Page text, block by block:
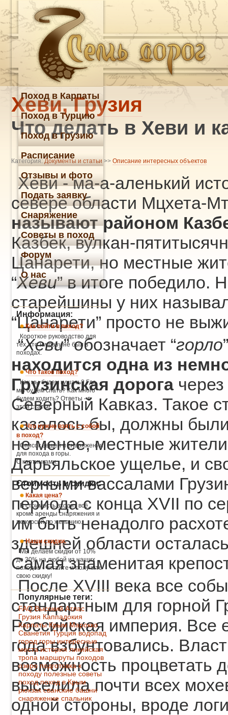
Хеви, Грузия
Что делать в Хеви и
Категория: Документы и статьи >> Описание интересных объектов
Хеви - ма-а-аленький
севере области Мцхета-
называют районом
Казбек, вулкан-
Цанарети, но местные
“Хеви” в итоге победило.
старейшины у них
“Цанарети” просто не
“Хеви” обозначает “горло
находится одна из
Грузинская дорогачерез
Северный Кавказ. Такое
казалось бы, должны
не менее, местные
Дарьяльское ущелье, и
верными вассалами
периода с конца XVII по
им быть ненадолго
здешней области
Самая знаменитая
После XVIII века все
стандартным для горной
Российская империя. Все
года взбунтовались.
возможность процветать
выселила почти всех
одной стороны, вроде
Поход в Карпаты
Поход в Турцию
Поход в Грузию
Расписание
Отзывы и фото
Подать заявку
Снаряжение
Советы в поход
Форум
О нас
Информация:
Как пойти в поход?
Короткое руководство для
тех, кто ни разу не был в
походах.
Что такое поход?
Как мы будем кушать? Где
мы будем спать? Как много
будем ходить? Ответы - в
этой статье.
Что нужно взять с собой
в поход?
Список вещей и снаряжения
для похода в горы.
С картинками.
Стоимость и скидки:
Какая цена?
В стоимость входит всё,
кроме аренды снаряжения и
экскурсий по желанию.
Наши скидки.
Мы делаем скидки от 10%
до 30% на любой из наших
походов - читайте и получите
свою скидку!
Популярные теги:
FAQ Высокий Атлас
Грузия Каппадокия
Карпаты Крым Марокко
Сванетия Турция водопад
город горы интересные
места история ликийская
тропа маршруты походов
озеро подготовка к
походу полезные советы
поход поход в Крым
рюкзак сванские башни
снаряжение спальник